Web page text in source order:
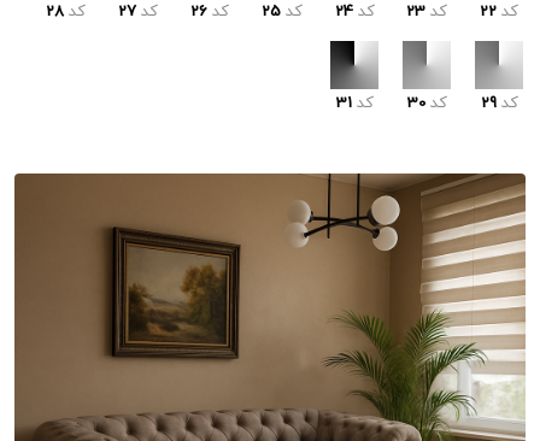
کد 22 کد 23 کد 24 کد 25 کد 26 کد 27 کد 28
کد 29 کد 30 کد 31